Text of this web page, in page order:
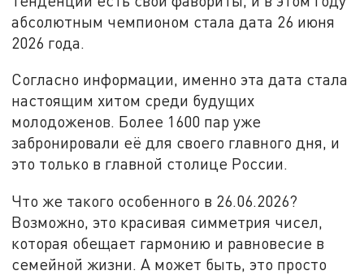
абсолютным чемпионом стала дата 26 июня
2026 года.
Согласно информации, именно эта дата стала
настоящим хитом среди будущих
молодоженов. Более 1600 пар уже
забронировали её для своего главного дня, и
это только в главной столице России.
Что же такого особенного в 26.06.2026?
Возможно, это красивая симметрия чисел,
которая обещает гармонию и равновесие в
семейной жизни. А может быть, это просто